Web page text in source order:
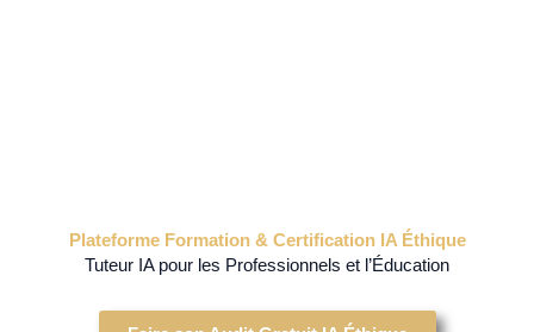
Plateforme Formation & Certification IA Éthique
Tuteur IA pour les Professionnels et l’Éducation